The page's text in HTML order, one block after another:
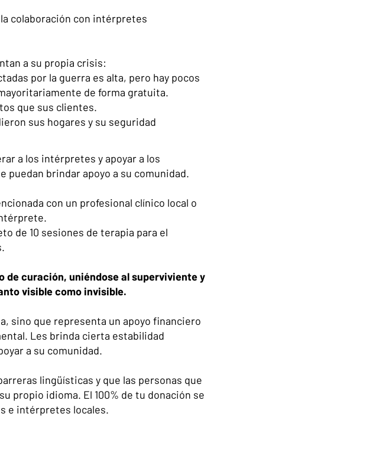
colaboración con intérpretes
a su propia crisis:
por la guerra es alta, pero hay pocos
de forma gratuita.
que sus clientes.
sus hogares y su seguridad
a los intérpretes y apoyar a los
puedan brindar apoyo a su comunidad.
con un profesional clínico local o
de 10 sesiones de terapia para el
de curación, uniéndose al superviviente y
visible como invisible.
sino que representa un apoyo financiero
Les brinda cierta estabilidad
a su comunidad.
lingüísticas y que las personas que
propio idioma. El 100% de tu donación se
e intérpretes locales.